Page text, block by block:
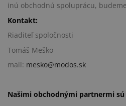
inú obchodnú spoluprácu,
Kontakt:
Riaditeľ spoločnosti
Tomáš Meško
mail: mesko@modos.sk
Našimi obchodnými partnermi sú